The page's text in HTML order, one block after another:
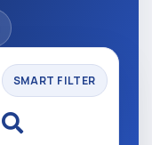
SMART FILTER